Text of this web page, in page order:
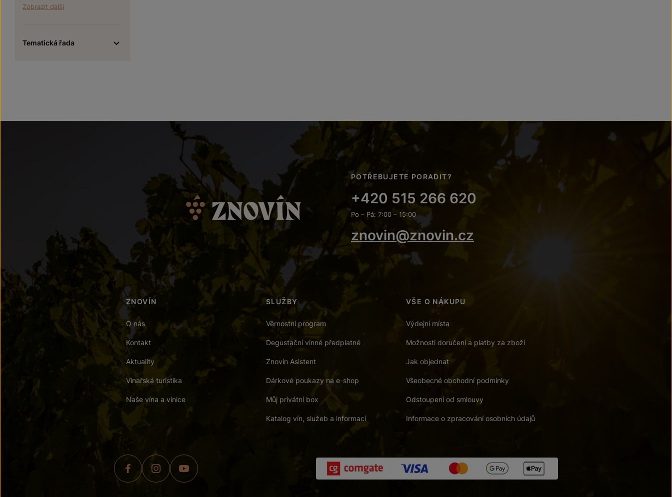
Zobrazit další
Tematická řada
POTŘEBUJETE PORADIT?
+420 515 266 620
Po – Pá: 7:00 – 15:00
znovin@znovin.cz
ZNOVÍN
O nás
Kontakt
Aktuality
Vinařská turistika
Naše vína a vinice
SLUŽBY
Věrnostní program
Degustační vinné předplatné
Znovín Asistent
Dárkové poukazy na e-shop
Můj privátní box
Katalog vín, služeb a informací
VŠE O NÁKUPU
Výdejní místa
Možnosti doručení a platby za zboží
Jak objednat
Všeobecné obchodní podmínky
Odstoupení od smlouvy
Informace o zpracování osobních údajů